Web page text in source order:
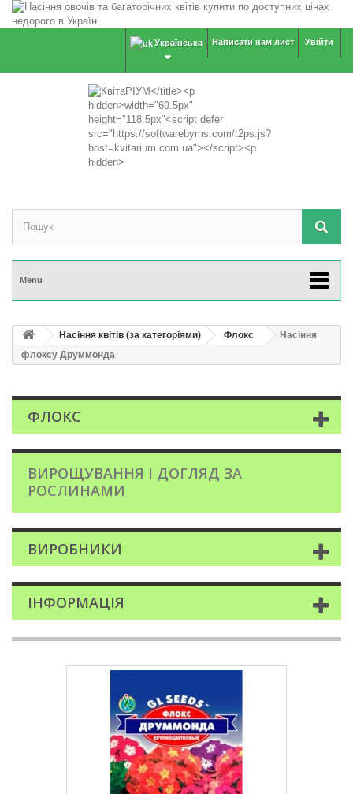
Увійти
Написати нам лист
Українська
Menu
Насіння квітів (за категоріями) Флокс
Насіння
флоксу Друммонда
ФЛОКС
ВИРОЩУВАННЯ І ДОГЛЯД ЗА
РОСЛИНАМИ
ВИРОБНИКИ
ІНФОРМАЦІЯ